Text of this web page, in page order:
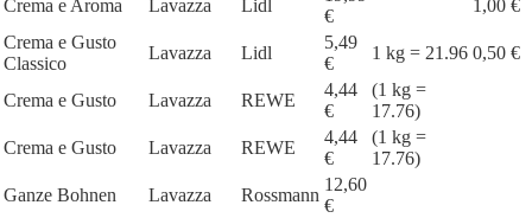
Crema e Aroma Lavazza Lidl
€
1,00 €
Crema e Gusto
Classico
Lavazza Lidl
5,49
€
1 kg = 21.96 0,50 €
Crema e Gusto Lavazza REWE
4,44
€
(1 kg =
17.76)
Crema e Gusto
Lavazza REWE
4,44
€
(1 kg =
17.76)
Ganze Bohnen
Lavazza Rossmann
12,60
€